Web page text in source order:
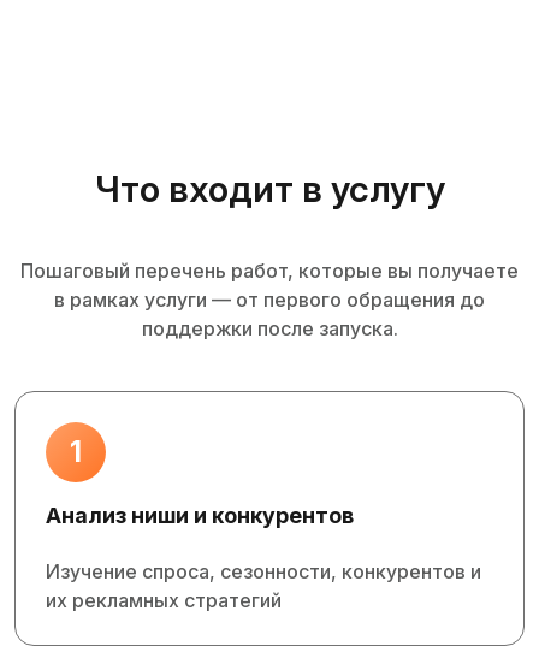
Что входит в услугу
Пошаговый перечень работ, которые вы получаете
в рамках услуги — от первого обращения до
поддержки после запуска.
1
Анализ ниши и конкурентов
Изучение спроса, сезонности, конкурентов и
их рекламных стратегий